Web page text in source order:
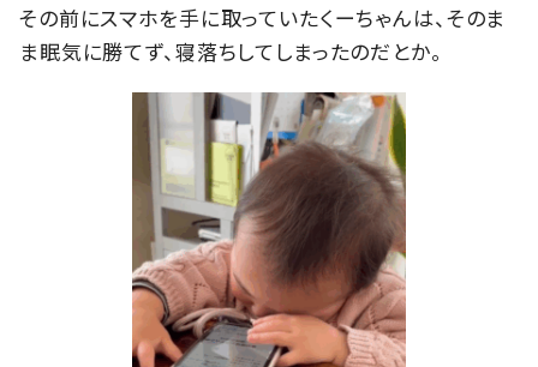
その前にスマホを手に取っていたくーちゃんは、そのま
ま眠気に勝てず、寝落ちしてしまったのだとか。